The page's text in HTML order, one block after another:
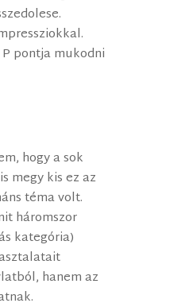
pontja mukodni
hogy a sok
megy kis ez az
téma volt.
háromszor
kategória)
hanem az